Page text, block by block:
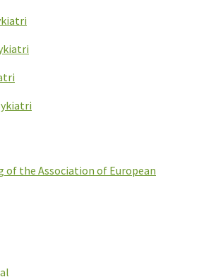
of the Association of European